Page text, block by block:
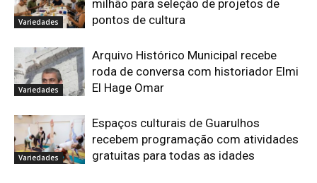
Variedades
milhão para seleção de projetos de
pontos de cultura
Variedades
Arquivo Histórico Municipal recebe
roda de conversa com historiador Elmi
El Hage Omar
Variedades
Espaços culturais de Guarulhos
recebem programação com atividades
gratuitas para todas as idades